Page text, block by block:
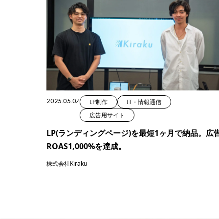
2025.05.07 LP制作
IT・情報通信
広告用サイト
LP(ランディングページ)を最短1ヶ月で納品。広
ROAS1,000%を達成。
株式会社Kiraku